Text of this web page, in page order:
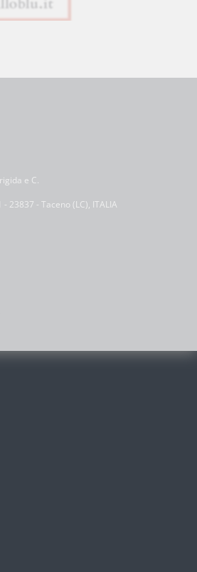
e C.
23837 - Taceno (LC), ITALIA